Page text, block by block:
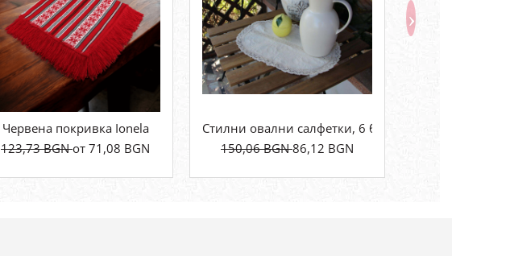
Червена покривка Ionela
123,73 BGNот 71,08 BGN
Стилни овални салфетки, 6 бр.
150,06 BGN86,12 BGN